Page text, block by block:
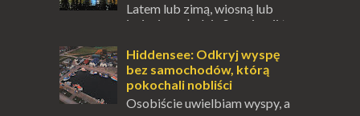
Latem lub zimą, wiosną lub
jesienią, południe Szwajcarii to
odwiedzić. Moja zimowa podróż do
Locarno gwara...
Hiddensee: Odkryj wyspę
bez samochodów, którą
pokochali nobliści
Osobiście uwielbiam wyspy, a